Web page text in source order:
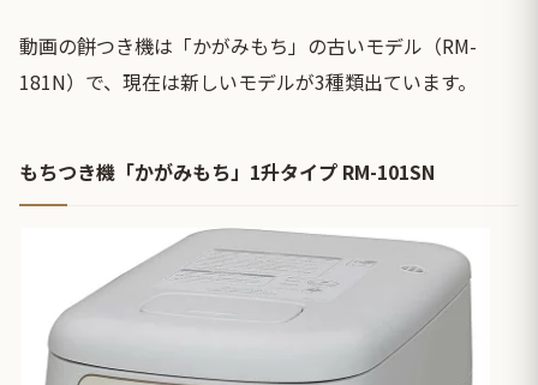
動画の餅つき機は「かがみもち」の古いモデル（RM-
181N）で、現在は新しいモデルが3種類出ています。
もちつき機「かがみもち」1升タイプ RM-101SN